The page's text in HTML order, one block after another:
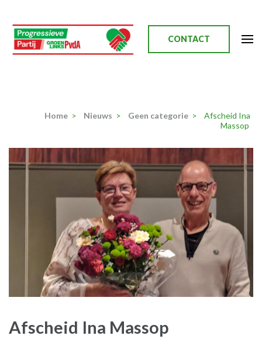
naar
inhoud
(Druk
CONTACT
Home > Nieuws > Geen categorie >
Afscheid Ina
Massop
Afscheid Ina Massop